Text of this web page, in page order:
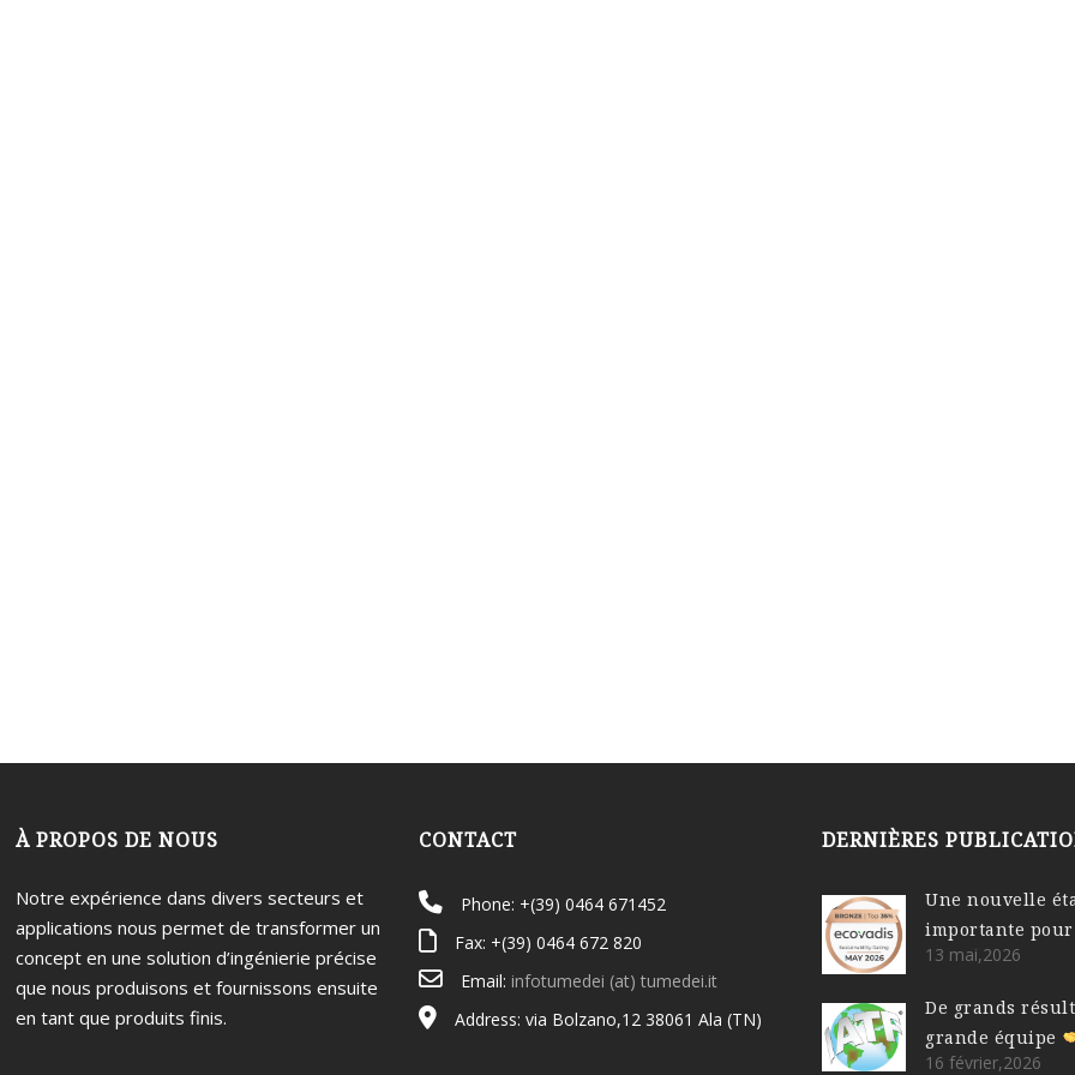
À PROPOS DE NOUS
Notre expérience dans divers secteurs et
applications nous permet de transformer un
concept en une solution d’ingénierie précise
que nous produisons et fournissons ensuite
en tant que produits finis.
CONTACT
Phone: +(39) 0464 671452
Fax: +(39) 0464 672 820
Email: infotumedei (at) tumedei.it
Address: via Bolzano,12 38061 Ala (TN)
DERNIÈRES
Une nouvelle
importante pour
13 mai,2026
De grands
grande équipe
16 février,2026